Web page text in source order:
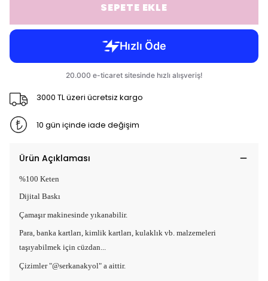
SEPETE EKLE
3000 TL üzeri ücretsiz kargo
10 gün içinde iade değişim
Ürün Açıklaması
%100 Keten
Dijital Baskı
Çamaşır makinesinde yıkanabilir.
Para, banka kartları, kimlik kartları, kulaklık vb. malzemeleri
taşıyabilmek için cüzdan...
Çizimler "@serkanakyol" a aittir.